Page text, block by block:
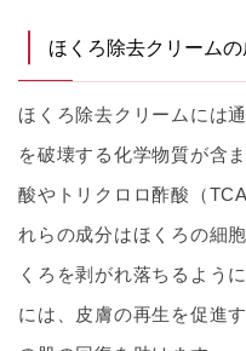
ほくろ除去クリームの
ほくろ除去クリームには
を破壊する化学物質が含
酸やトリクロロ酢酸（
れらの成分はほくろの細
くろを剥がれ落ちるよう
には、皮膚の再生を促進